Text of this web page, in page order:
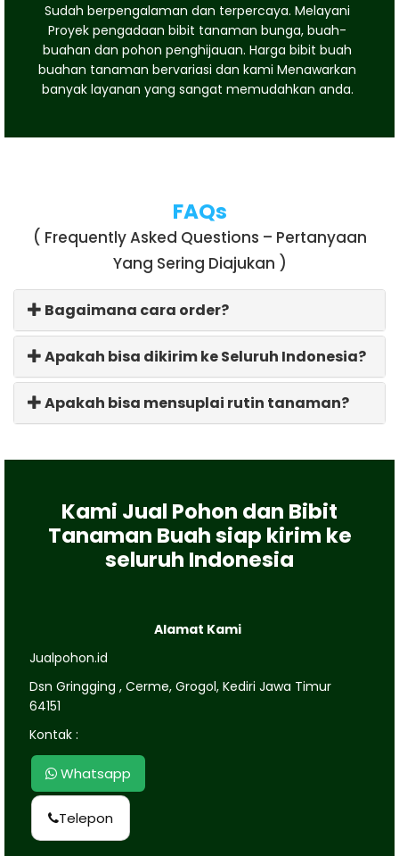
Sudah berpengalaman dan terpercaya. Melayani
Proyek pengadaan bibit tanaman bunga, buah-
buahan dan pohon penghijauan. Harga bibit buah
buahan tanaman bervariasi dan kami Menawarkan
banyak layanan yang sangat memudahkan anda.
FAQs
( Frequently Asked Questions – Pertanyaan
Yang Sering Diajukan )
Bagaimana cara order?
Apakah bisa dikirim ke Seluruh Indonesia?
Apakah bisa mensuplai rutin tanaman?
Kami Jual Pohon dan Bibit
Tanaman Buah siap kirim ke
seluruh Indonesia
Alamat Kami
Jualpohon.id
Dsn Gringging , Cerme, Grogol, Kediri Jawa Timur
64151
Kontak :
Whatsapp
Telepon